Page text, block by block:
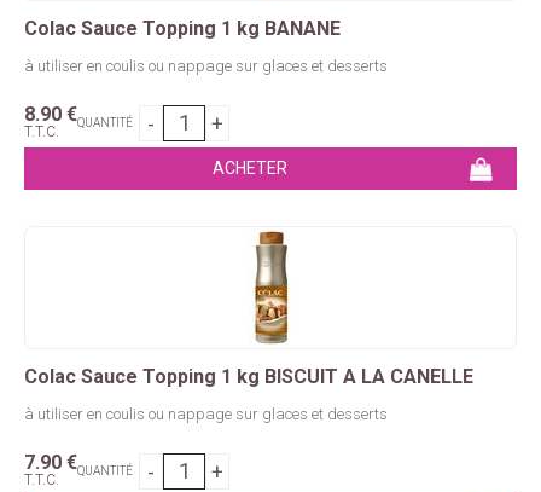
Colac Sauce Topping 1 kg BANANE
à utiliser en coulis ou nappage sur glaces et desserts
8.90 €
T.T.C. QUANTITÉ
Colac Sauce Topping 1 kg BISCUIT A LA CANELLE
à utiliser en coulis ou nappage sur glaces et desserts
7.90 €
T.T.C. QUANTITÉ